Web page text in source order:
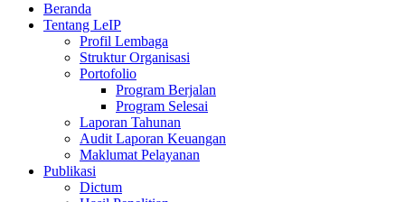
Beranda
Tentang LeIP
Profil Lembaga
Struktur Organisasi
Portofolio
Program Berjalan
Program Selesai
Laporan Tahunan
Audit Laporan Keuangan
Maklumat Pelayanan
Publikasi
Dictum